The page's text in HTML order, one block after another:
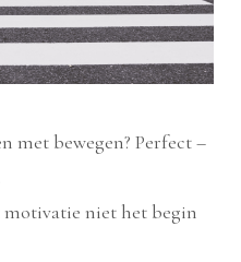
met bewegen? Perfect –
niet het begin